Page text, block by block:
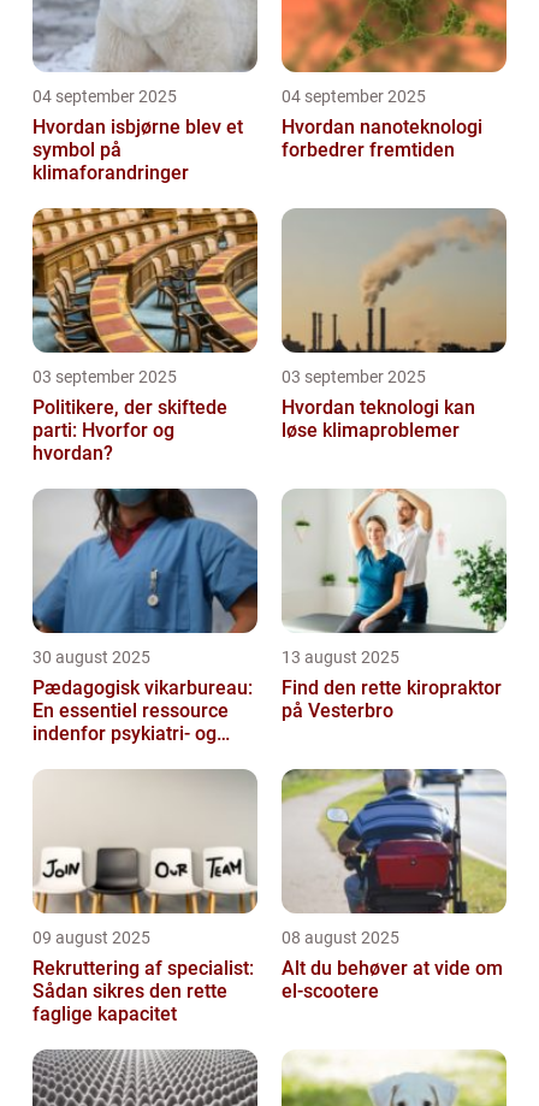
04 september 2025
Hvordan isbjørne blev et
symbol på
klimaforandringer
04 september 2025
Hvordan nanoteknologi
forbedrer fremtiden
03 september 2025
Politikere, der skiftede
parti: Hvorfor og
hvordan?
03 september 2025
Hvordan teknologi kan
løse klimaproblemer
30 august 2025
Pædagogisk vikarbureau:
En essentiel ressource
indenfor psykiatri- og
13 august 2025
Find den rette kiropraktor
på Vesterbro
09 august 2025
Rekruttering af specialist:
Sådan sikres den rette
faglige kapacitet
08 august 2025
Alt du behøver at vide om
el-scootere